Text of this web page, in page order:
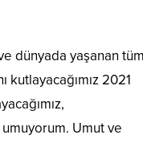
dünyada yaşanan tüm
kutlayacağımız 2021
Umut ve